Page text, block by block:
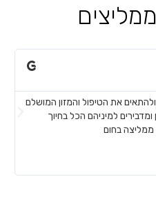
את הטיפול והמזון המושלם
למיניהם הכל בחיוך
ממליצה בחום